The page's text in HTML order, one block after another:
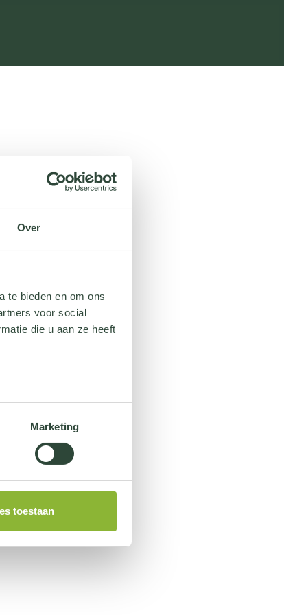
Over
te bieden en om ons
voor social
die u aan ze heeft
Marketing
toestaan